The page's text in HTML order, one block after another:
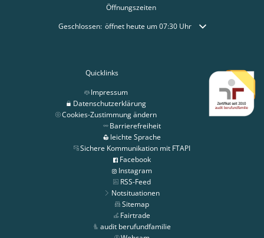
Öffnungszeiten
Klicken, um weitere Öffnungs- oder Schließzeiten
Geschlossen: öffnet heute um 07:30 Uhr
Quicklinks
Impressum
Datenschutzerklärung
Cookies-Zustimmung ändern
Barrierefreiheit
leichte Sprache
Sichere Kommunikation mit FTAPI
Facebook
Instagram
RSS-Feed
Notsituationen
Sitemap
Fairtrade
audit berufundfamilie